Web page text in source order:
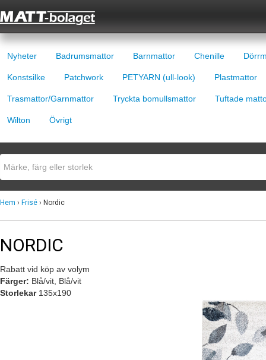
Nyheter Badrumsmattor Barnmattor Chenille
Konstsilke Patchwork PETYARN (ull-look) Plastmattor
Trasmattor/Garnmattor Tryckta bomullsmattor Tuftade
Wilton Övrigt
Hem › Frisé › Nordic
NORDIC
Rabatt vid köp av volym
Färger: Blå/vit, Blå/vit
Storlekar135x190